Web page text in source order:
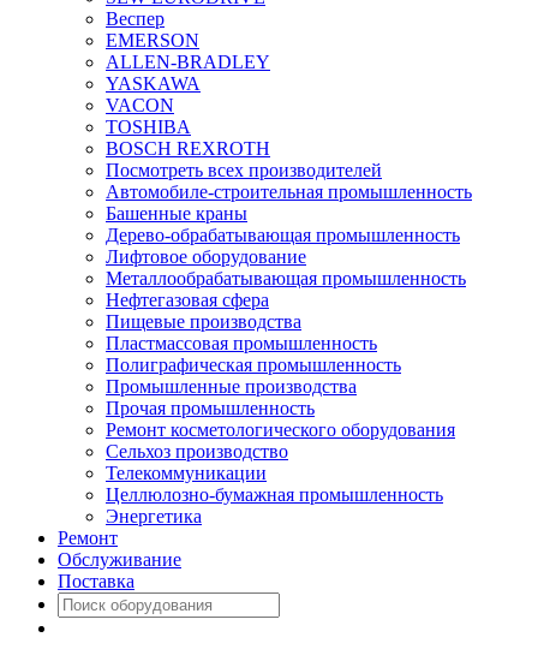
Веспер
EMERSON
ALLEN-BRADLEY
YASKAWA
VACON
TOSHIBA
BOSCH REXROTH
Посмотреть всех производителей
Автомобиле-строительная промышленность
Башенные краны
Дерево-обрабатывающая промышленность
Лифтовое оборудование
Металлообрабатывающая промышленность
Нефтегазовая сфера
Пищевые производства
Пластмассовая промышленность
Полиграфическая промышленность
Промышленные производства
Прочая промышленность
Ремонт косметологического оборудования
Сельхоз производство
Телекоммуникации
Целлюлозно-бумажная промышленность
Энергетика
Ремонт
Обслуживание
Поставка